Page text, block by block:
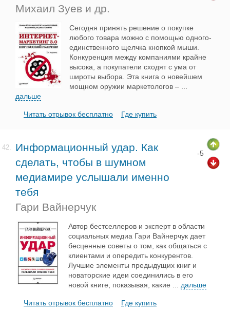
Михаил Зуев и др.
Сегодня принять решение о покупке
любого товара можно с помощью одного-
единственного щелчка кнопкой мыши.
Конкуренция между компаниями крайне
высока, а покупатели сходят с ума от
широты выбора. Эта книга о новейшем
мощном оружии маркетологов –
дальше
Читать отрывок бесплатно Где купить
42.
Информационный удар. Как
сделать, чтобы в шумном
медиамире услышали именно
тебя
Гари Вайнерчук
-5
Автор бестселлеров и эксперт в области
социальных медиа Гари Вайнерчук дает
бесценные советы о том, как общаться с
клиентами и опередить конкурентов.
Лучшие элементы предыдущих книг и
новаторские идеи соединились в его
новой книге, показывая, какие
дальше
Читать отрывок бесплатно Где купить